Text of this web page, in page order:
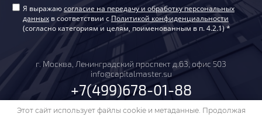
Я выражаюсогласие на передачу и обработку персональных
данныхв соответствии сПолитикой конфиденциальности
(согласно категориям и целям, поименованным в п. 4.2.1) *
г. Москва, Ленинградский проспект д.63, офис 503
info@capitalmaster.su
+7(499)678-01-88
Этот сайт использует файлы cookie и метаданные. Продолжая